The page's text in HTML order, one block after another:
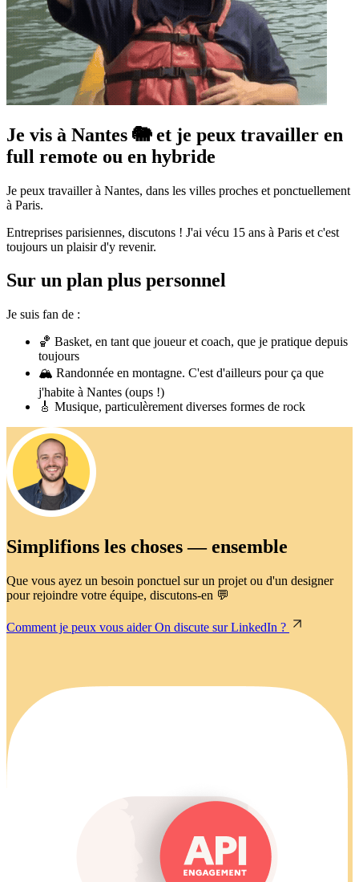
Je vis à Nantes 🐘 et je peux travailler en
full remote ou en hybride
Je peux travailler à Nantes, dans les villes proches et ponctuellement
à Paris.
Entreprises parisiennes, discutons ! J'ai vécu 15 ans à Paris et c'est
toujours un plaisir d'y revenir.
Sur un plan plus personnel
Je suis fan de :
🏀 Basket, en tant que joueur et coach, que je pratique depuis
toujours
🏔 Randonnée en montagne. C'est d'ailleurs pour ça que
j'habite à Nantes (oups !)
🎸 Musique, particulèrement diverses formes de rock
Simplifions les choses — ensemble
Que vous ayez un besoin ponctuel sur un projet ou d'un designer
pour rejoindre votre équipe, discutons-en 💬
Comment je peux vous aiderOn discute sur LinkedIn ?